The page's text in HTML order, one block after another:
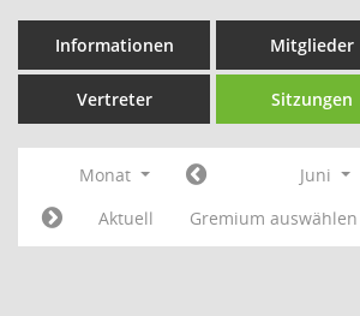
Informationen Mitglieder
Vertreter Sitzungen
Monat Juni
Aktuell
Gremium auswählen